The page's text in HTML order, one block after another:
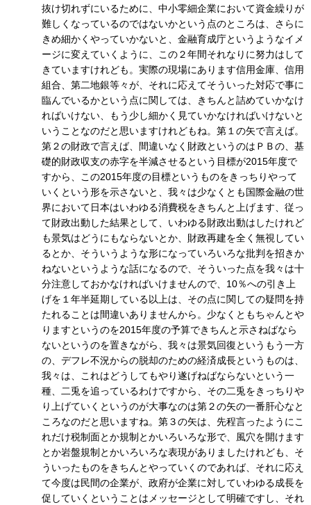
抜け切れずにいるために、中小零細企業において資金繰りが
難しくなっているのではないかという点のところは、さらに
きめ細かくやっていかないと、金融育成庁というようなイメ
ージに変えていくように、この２年間それなりに努力はして
きていますけれども。実際の現場にあります信用金庫、信用
組合、第二地銀等々が、それに応えてそういった対応で事に
臨んでいるかという点に関しては、きちんと詰めていかなけ
ればいけない、もう少し細かく見ていかなければいけないと
いうことなのだと思いますけれどもね。第１の矢で言えば。
第２の財政で言えば、間違いなく財政というのはＰＢの、基
礎的財政収支の赤字を半減させるという目標が2015年度で
すから、この2015年度の目標というものをきっちりやって
いくという形を示さないと、我々は少なくとも国際金融の世
界において日本はいわゆる消費税をきちんと上げます、従っ
て財政出動した結果として、いわゆる財政出動はしたけれど
も景気はどうにもならないとか、財政再建を全く無視してい
るとか、そういうような形になっていろいろな批判を招きか
ねないというような話になるので、そういった点を我々は十
分注意しておかなければいけませんので、10％への引き上
げを１年半延期している以上は、その点に関しての疑問を持
たれることは間違いありませんから。少なくともちゃんとや
りますというのを2015年度の予算できちんと示さねばなら
ないというのを置きながら、我々は景気回復というもう一方
の、デフレ不況からの脱却のための経済成長というものは、
我々は、これはどうしてもやり遂げねばならないという一
種、二兎を追っているわけですから、その二兎をきっちりや
り上げていくというのが大事なのは第２の矢の一番肝心なと
ころなのだと思いますね。第３の矢は、先程言ったようにこ
れだけ税制面とか規制とかいろいろな形で、風穴を開けます
とか岩盤規制とかいろいろな表現がありましたけれども、そ
ういったものをきちんとやっていくのであれば、それに応え
て今度は民間の企業が、政府が企業に対していわゆる成長を
促していくということはメッセージとして明確ですし、それ